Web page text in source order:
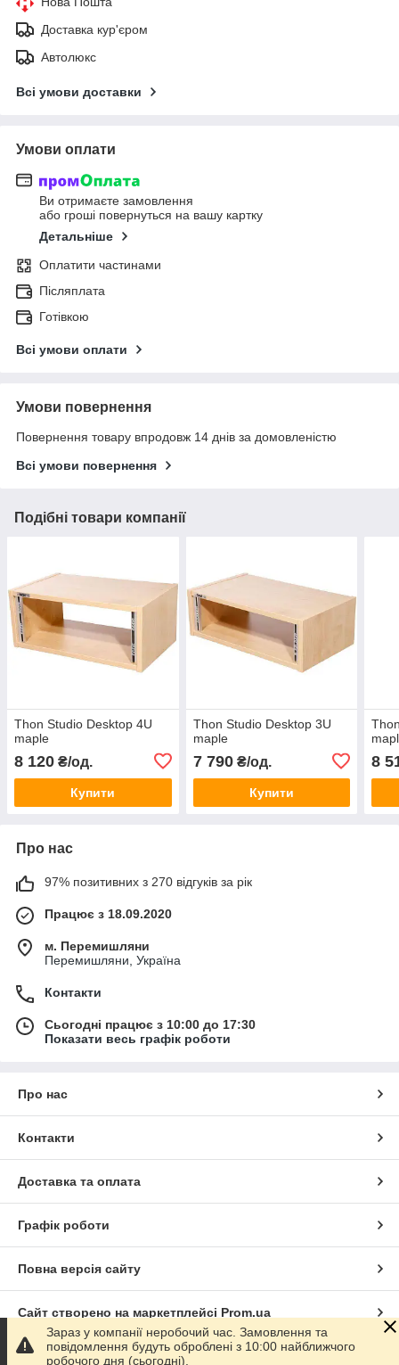
Доставка кур'єром
Автолюкс
Всі умови доставки
Умови оплати
Ви отримаєте замовлення
або гроші повернуться на вашу картку
Детальніше
Оплатити частинами
Післяплата
Готівкою
Всі умови оплати
Умови повернення
Повернення товару впродовж 14 днів за домовленістю
Всі умови повернення
Подібні товари компанії
Thon Studio Desktop 4U
maple
8 120 ₴/од.
Купити
Thon Studio Desktop 3U
maple
7 790₴/од.
Купити
8
Про нас
97% позитивних з 270 відгуків за рік
Працює з 18.09.2020
м. Перемишляни
Перемишляни, Україна
Контакти
Сьогодні працює з 10:00 до 17:30
Показати весь графік роботи
Про нас
Контакти
Доставка та оплата
Графік роботи
Повна версія сайту
Сайт створено на маркетплейсі Prom.ua
Політика конфіденційності
Зараз у компанії неробочий час. Замовлення та
повідомлення будуть оброблені з 10:00 найближчого
робочого дня (сьогодні).